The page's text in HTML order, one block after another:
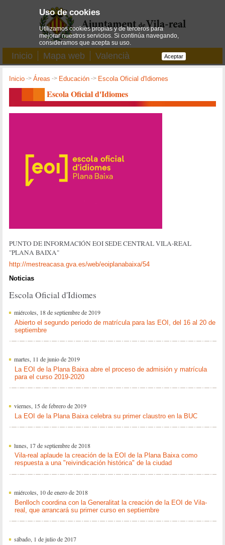
Inicio Mapa web Valencià
Inicio ->Áreas -> Educación -> Escola Oficial d'Idiomes
Escola Oficial d'Idiomes
PUNTO DE INFORMACIÓN EOI SEDE CENTRAL VILA-REAL
"PLANA BAIXA"
http://mestreacasa.gva.es/web/eoiplanabaixa/54
Noticias
Escola Oficial d'Idiomes
miércoles, 18 de septiembre de 2019
Abierto el segundo periodo de matrícula para las EOI, del 16 al 20 de
septiembre
martes, 11 de junio de 2019
La EOI de la Plana Baixa abre el proceso de admisión y matrícula
para el curso 2019-2020
viernes, 15 de febrero de 2019
La EOI de la Plana Baixa celebra su primer claustro en la BUC
lunes, 17 de septiembre de 2018
Vila-real aplaude la creación de la EOI de la Plana Baixa como
respuesta a una "reivindicación histórica" de la ciudad
miércoles, 10 de enero de 2018
Benlloch coordina con la Generalitat la creación de la EOI de Vila-
real, que arrancará su primer curso en septiembre
sábado, 1 de julio de 2017
Uso de cookies
Utilizamos cookies propias y de terceros para
mejorar nuestros servicios. Si continúa navegando,
consideramos que acepta su uso.
Aceptar